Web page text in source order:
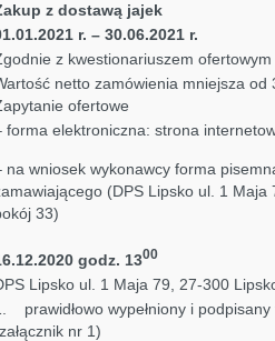
z dostawą jajek
r. – 30.06.2021 r.
z kwestionariuszem ofertowym
netto zamówienia mniejsza od
ofertowe
forma elektroniczna: strona
na wniosek wykonawcy forma
(DPS Lipsko ul. 1 Maja
33)
godz. 1300
Lipsko ul. 1 Maja 79, 27-300
prawidłowo wypełniony i
nr 1)